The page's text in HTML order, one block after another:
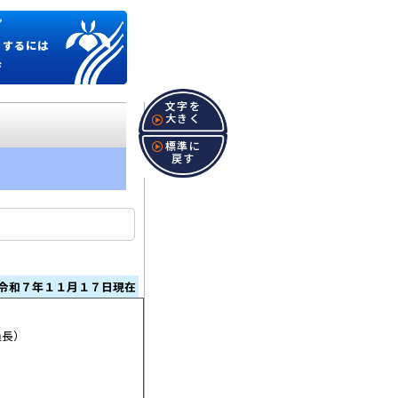
るには
和７年１１月１７日現在
）
文字を
大きく
標準に
戻す